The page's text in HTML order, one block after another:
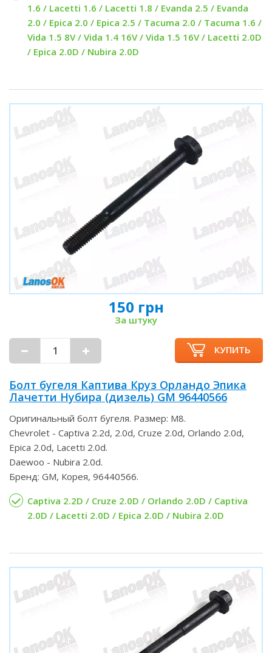
1.6 / Lacetti 1.6 / Lacetti 1.8 / Evanda 2.5 / Evanda
2.0 / Epica 2.0 / Epica 2.5 / Tacuma 2.0 / Tacuma 1.6 /
Vida 1.5 8V / Vida 1.4 16V / Vida 1.5 16V / Lacetti 2.0D
/ Epica 2.0D / Nubira 2.0D
150 грн
За штуку
КУПИТЬ
Болт бугеля Каптива Круз Орландо Эпика
Лачетти Нубира (дизель) GM 96440566
Оригинальный болт бугеля. Размер: М8.
Chevrolet - Captiva 2.2d, 2.0d, Cruze 2.0d, Orlando 2.0d,
Epica 2.0d, Lacetti 2.0d.
Daewoo - Nubira 2.0d.
Бренд: GM, Корея, 96440566.
Captiva 2.2D / Cruze 2.0D / Orlando 2.0D / Captiva
2.0D / Lacetti 2.0D / Epica 2.0D / Nubira 2.0D